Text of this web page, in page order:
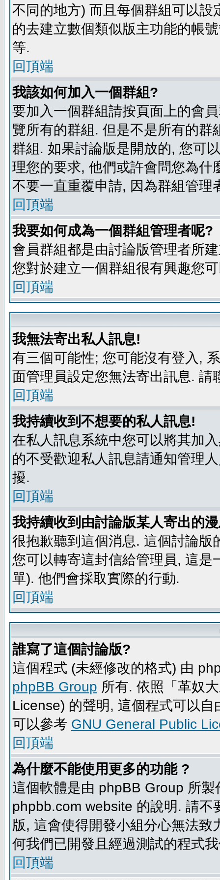
不同的地方) 而且每個群組可以
的去建立數個類似版主功能的帳
等.
回頂端
我該如何加入一個群組?
要加入一個群組請按頁面上的會
覽所有的群組. 但是不是所有的
群組. 如果討論版是開放的, 您可
理您的要求, 他們或許會問您為
不要一直重覆申請, 因為群組管理
回頂端
我要如何成為一個群組管理者呢?
會員群組都是由討論版管理者所
您對於建立一個群組很有興趣您
回頂端
我無法寄出私人訊息!
有三個可能性; 您可能沒有登入,
面管理員設定您無法寄出訊息. 請
回頂端
我持續收到不想要的私人訊息!
在私人訊息系統中您可以將其加
的不受歡迎私人訊息請通知管理
擾.
回頂端
我持續收到由討論版某人寄出的
很抱歉聽到這個消息. 這個討論
您可以轉寄這封信給管理員, 這
單). 他們會採取實際的行動.
回頂端
誰寫了這個討論版?
這個程式 (未經修改的格式) 由
phpBB Group 所有. 依照「革奴
License) 的聲明, 這個程式可以
可以參考 GNU General Public
回頂端
為什麼不能使用更多的功能 ?
這個軟體是由 phpBB Group 所
phpbb.com website 的說明. 請
版, 這會使得開發小組分心無法
何我們已開發且經過測試的程式
回頂端